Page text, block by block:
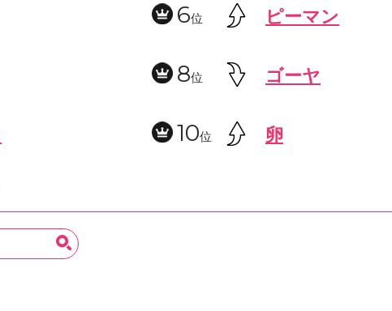
6位 ピーマン
8位 ゴーヤ
10位 卵